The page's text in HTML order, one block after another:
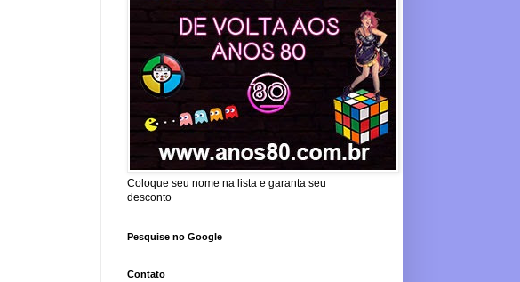
Coloque seu nome na lista e garanta seu
desconto
Pesquise no Google
Contato